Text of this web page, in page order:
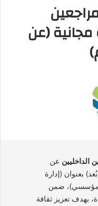
مجانية (عن
الداخليين عن
بعنوان (إدارة
المؤسسي)، ضمن
بهدف تعزيز ثقافة